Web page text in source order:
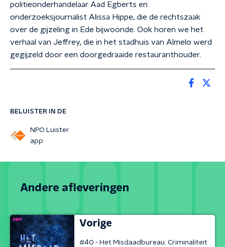
BELUISTER IN DE
NPO Luister
app
politieonderhandelaar Aad Egberts en
onderzoeksjournalist Alissa Hippe, die de rechtszaak
over de gijzeling in Ede bijwoonde. Ook horen we het
verhaal van Jeffrey, die in het stadhuis van Almelo werd
gegijzeld door een doorgedraaide restauranthouder.
Andere afleveringen
Vorige
#40 - Het Misdaadbureau: Criminaliteit